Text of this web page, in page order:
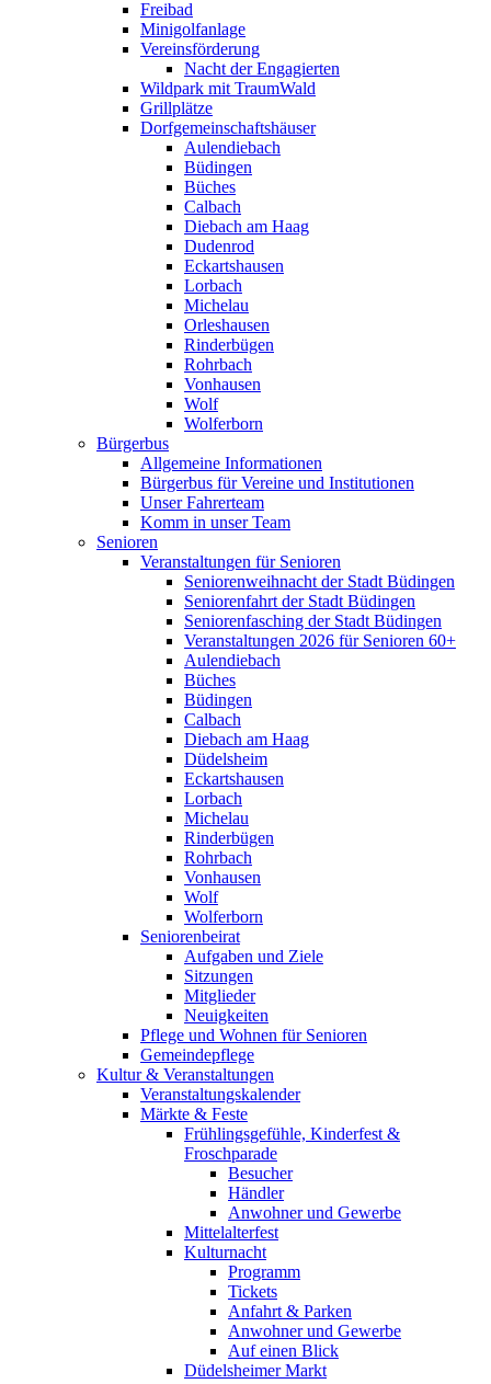
Freibad
Minigolfanlage
Vereinsförderung
Nacht der Engagierten
Wildpark mit TraumWald
Grillplätze
Dorfgemeinschaftshäuser
Aulendiebach
Büdingen
Büches
Calbach
Diebach am Haag
Dudenrod
Eckartshausen
Lorbach
Michelau
Orleshausen
Rinderbügen
Rohrbach
Vonhausen
Wolf
Wolferborn
Bürgerbus
Allgemeine Informationen
Bürgerbus für Vereine und Institutionen
Unser Fahrerteam
Komm in unser Team
Senioren
Veranstaltungen für Senioren
Seniorenweihnacht der Stadt Büdingen
Seniorenfahrt der Stadt Büdingen
Seniorenfasching der Stadt Büdingen
Veranstaltungen 2026 für Senioren 60+
Aulendiebach
Büches
Büdingen
Calbach
Diebach am Haag
Düdelsheim
Eckartshausen
Lorbach
Michelau
Rinderbügen
Rohrbach
Vonhausen
Wolf
Wolferborn
Seniorenbeirat
Aufgaben und Ziele
Sitzungen
Mitglieder
Neuigkeiten
Pflege und Wohnen für Senioren
Gemeindepflege
Kultur & Veranstaltungen
Veranstaltungskalender
Märkte & Feste
Frühlingsgefühle, Kinderfest &
Froschparade
Besucher
Händler
Anwohner und Gewerbe
Mittelalterfest
Kulturnacht
Programm
Tickets
Anfahrt & Parken
Anwohner und Gewerbe
Auf einen Blick
Düdelsheimer Markt